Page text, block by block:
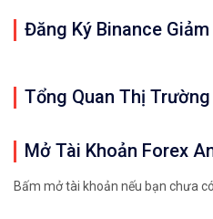
Đăng Ký Binance
Tổng Quan Thị
Mở Tài Khoản Forex
Bấm mở tài khoản nếu bạn chưa